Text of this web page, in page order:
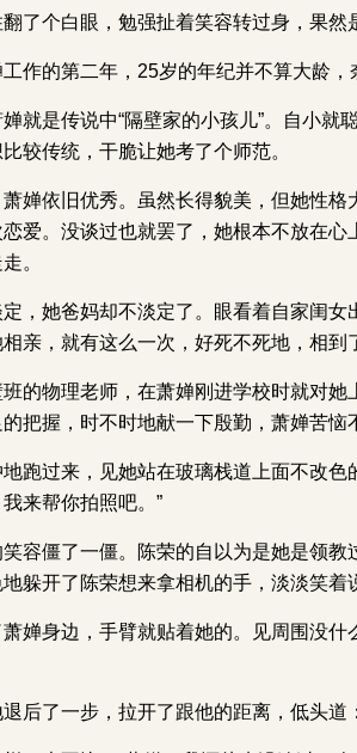
了个白眼，勉强扯着笑容转过身，果然
作的第二年，25岁的年纪并不算大龄
就是传说中“隔壁家的小孩儿”。自小就
较传统，干脆让她考了个师范。
婵依旧优秀。虽然长得貌美，但她性
爱。没谈过也就罢了，她根本不放在
。
，她爸妈却不淡定了。眼看着自家闺
相亲，就有这么一次，好死不死地，相
班的物理老师，在萧婵刚进学校时就对
把握，时不时地献一下殷勤，萧婵苦
地跑过来，见她站在玻璃栈道上面不改
来帮你拍照吧。”
容僵了一僵。陈荣的自以为是她是领
躲开了陈荣想来拿相机的手，淡淡笑
萧婵身边，手臂就贴着她的。见周围没
后了一步，拉开了跟他的距离，低头道